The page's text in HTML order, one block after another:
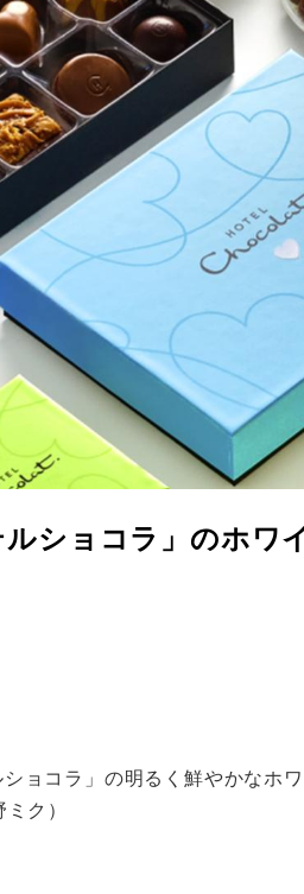
ショコラ」のホワ
ョコラ」の明るく鮮やかなホ
ク）